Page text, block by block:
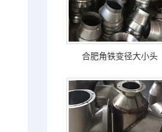
合肥角铁变径大小头